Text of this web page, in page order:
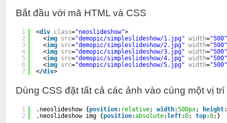
Bắt đầu với mã HTML và CSS
1
2
3
4
5
6
7
<div class="neoslideshow">
<img src="demopic/simpleslideshow/1.jpg" width="500"
<img src="demopic/simpleslideshow/2.jpg" width="500"
<img src="demopic/simpleslideshow/3.jpg" width="500"
<img src="demopic/simpleslideshow/4.jpg" width="500"
<img src="demopic/simpleslideshow/5.jpg" width="500"
</div>
Dùng CSS đặt tất cả các ảnh vào cùng một vị trí
1
2
.neoslideshow {position: relative; width:500px; height:
.neoslideshow img {position:absolute; left:0; top:0;}